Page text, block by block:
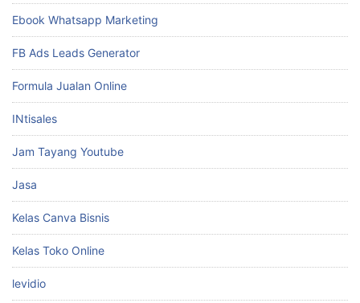
Ebook Whatsapp Marketing
FB Ads Leads Generator
Formula Jualan Online
INtisales
Jam Tayang Youtube
Jasa
Kelas Canva Bisnis
Kelas Toko Online
levidio